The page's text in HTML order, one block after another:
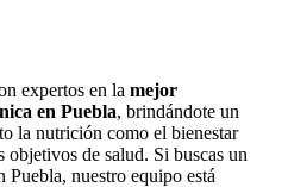
expertos en la mejor
en Puebla, brindándote un
la nutrición como el bienestar
objetivos de salud. Si buscas un
Puebla, nuestro equipo está